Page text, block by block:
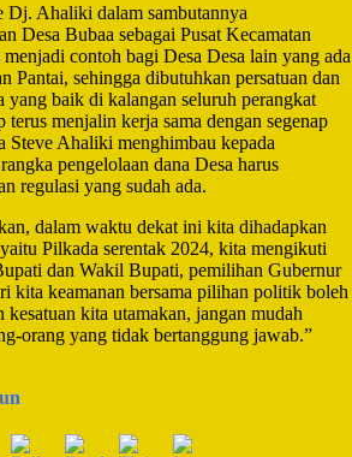
Dj. Ahaliki dalam sambutannya
Desa Bubaa sebagai Pusat Kecamatan
contoh bagi Desa Desa lain yang ada
Pantai, sehingga dibutuhkan persatuan dan
yang baik di kalangan seluruh perangkat
terus menjalin kerja sama dengan segenap
Steve Ahaliki menghimbau kepada
pengelolaan dana Desa harus
regulasi yang sudah ada.
dalam waktu dekat ini kita dihadapkan
Pilkada serentak 2024, kita mengikuti
dan Wakil Bupati, pemilihan Gubernur
kita keamanan bersama pilihan politik boleh
kesatuan kita utamakan, jangan mudah
orang yang tidak bertanggung jawab.”